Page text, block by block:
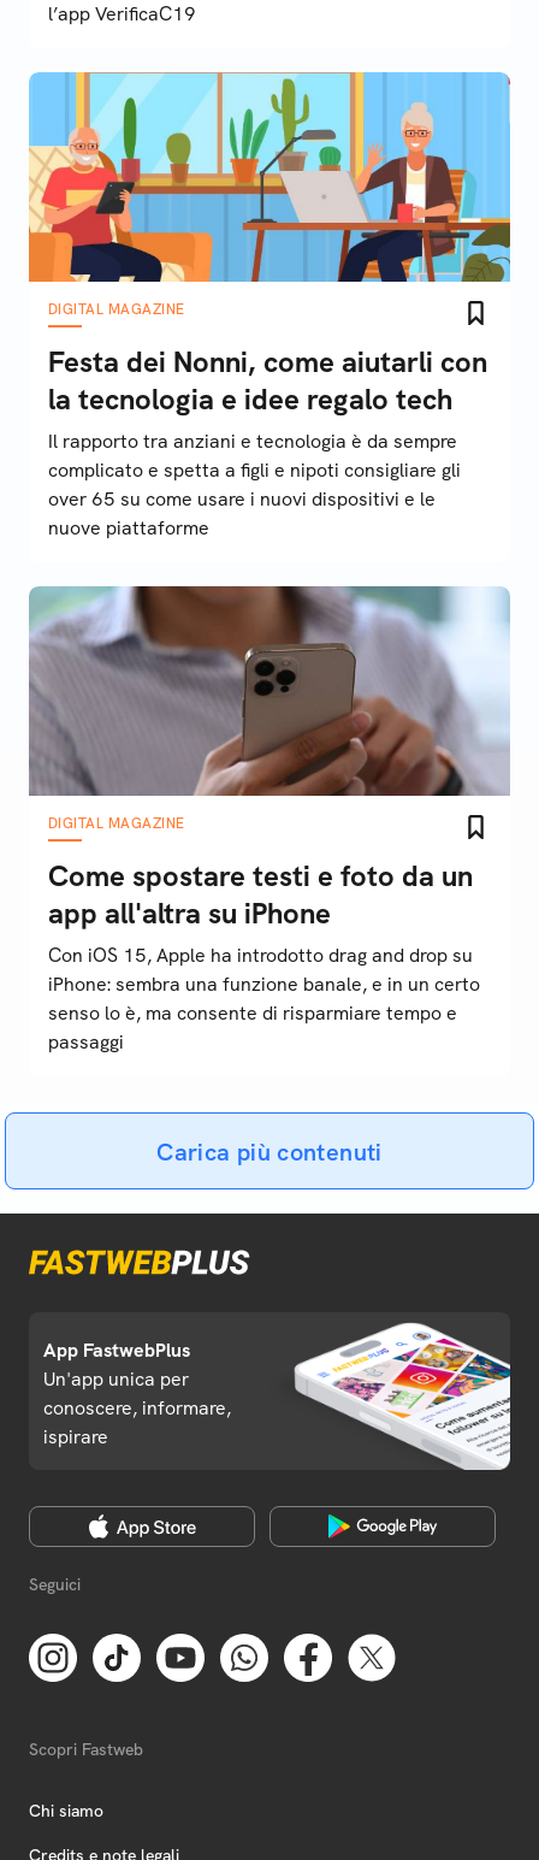
l’app VerificaC19
DIGITAL MAGAZINE
Festa dei Nonni, come aiutarli con
la tecnologia e idee regalo tech
Il rapporto tra anziani e tecnologia è da sempre
complicato e spetta a figli e nipoti consigliare gli
over 65 su come usare i nuovi dispositivi e le
nuove piattaforme
DIGITAL MAGAZINE
Come spostare testi e foto da un
app all'altra su iPhone
Con iOS 15, Apple ha introdotto drag and drop su
iPhone: sembra una funzione banale, e in un certo
senso lo è, ma consente di risparmiare tempo e
passaggi
Carica più contenuti
App FastwebPlus
Un'app unica per
conoscere, informare,
ispirare
Seguici
Scopri Fastweb
Chi siamo
Credits e note legali